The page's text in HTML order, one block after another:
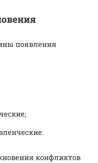
появления
конфликтов